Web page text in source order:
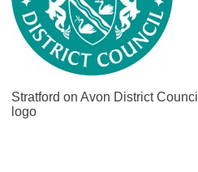
Stratford on Avon District Council
logo